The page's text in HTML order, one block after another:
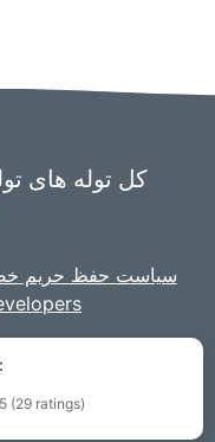
کل توله های
سیاست حفظ حریم
(29ratings)